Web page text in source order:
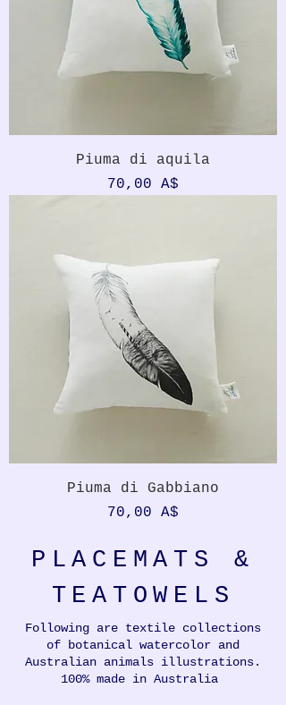
Piuma di aquila
Prezzo
70,00 A$
Piuma di Gabbiano
Prezzo
70,00 A$
PLACEMATS &
TEATOWELS
Following are textile collections
of botanical watercolor and
Australian animals illustrations.
100% made in Australia